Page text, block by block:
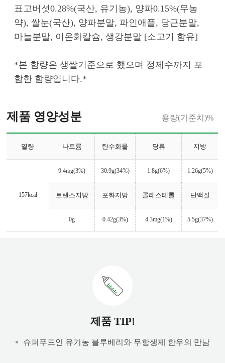
표고버섯0.28%(국산, 유기농), 양파0.15%(무농
약), 쌀눈(국산), 양파분말, 파인애플, 당근분말,
마늘분말, 이온화칼슘, 생강분말 [소고기 함유]
*본 함량은 생쌀기준으로 했으며 정제수까지 포
제품 영양성분 용량(기준치)%
열량 나트륨 탄수화물 당류 지방
157kcal
9.4mg(3%) 30.9g(34%) 1.8g(6%) 1.26g(5%)
트랜스지방 포화지방 콜레스테롤 단백질
0g 0.42g(3%) 4.3mg(1%) 5.5g(37%)
제품 TIP!
슈퍼푸드인 유기농 블루베리와 무항생제 한우의 만남